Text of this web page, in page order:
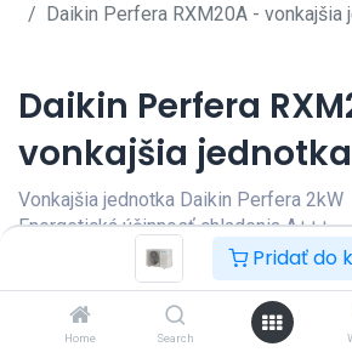
Pridať do
Home Search
Daikin Perfera RXM20A - vonkajšia
Daikin Perfera
vonkajšia jednotka
Vonkajšia jednotka Daikin Perfera 2kW
Energetická účinnosť chladenia A+++
Energetická účinnosť kúrenia A+++
Prihlásenie|Registrácia
zobrazenie ceny